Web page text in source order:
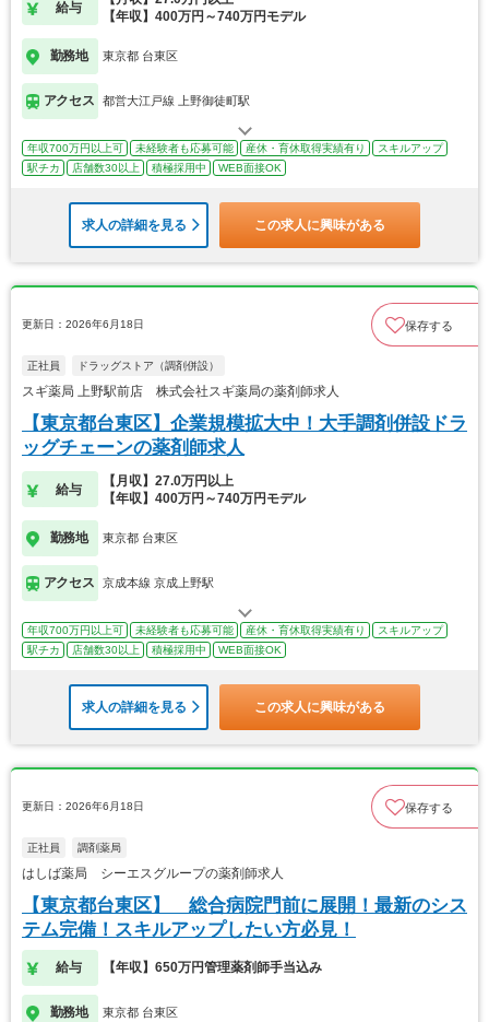
給与
【年収】400万円～740万円モデル
勤務地 東京都 台東区
アクセス 都営大江戸線 上野御徒町駅
年収700万円以上可 未経験者も応募可能 産休・育休取得実績有り
スキルアップ
駅チカ
店舗数30以上 積極採用中 WEB面接OK
求人の詳細を見る この求人に興味がある
更新日：2026年6月18日 保存する
正社員 ドラッグストア（調剤併設）
スギ薬局 上野駅前店 株式会社スギ薬局の薬剤師求人
【東京都台東区】企業規模拡大中！大手調剤併設ドラ
ッグチェーンの薬剤師求人
給与
【月収】27.0万円以上
【年収】400万円～740万円モデル
勤務地 東京都 台東区
アクセス 京成本線 京成上野駅
年収700万円以上可 未経験者も応募可能 産休・育休取得実績有り
スキルアップ
駅チカ
店舗数30以上 積極採用中 WEB面接OK
求人の詳細を見る この求人に興味がある
更新日：2026年6月18日 保存する
正社員 調剤薬局
はしば薬局 シーエスグループの薬剤師求人
【東京都台東区】 総合病院門前に展開！最新のシス
テム完備！スキルアップしたい方必見！
給与 【年収】650万円管理薬剤師手当込み
勤務地 東京都 台東区